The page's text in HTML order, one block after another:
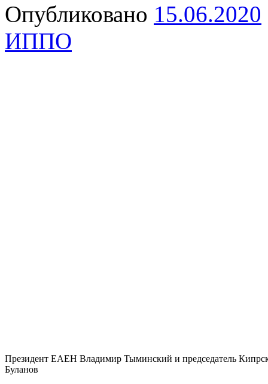
Опубликовано 15.06.2020
ИППО
Президент ЕАЕН Владимир Тыминский и председатель
Буланов